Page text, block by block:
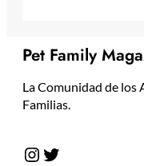
Pet Family
La Comunidad de los
Familias.
Instagram Twitter